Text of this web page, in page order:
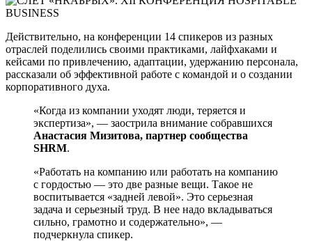
Действительно, на конференции 14 спикеров из разных
отраслей поделились своими практиками, лайфхаками и
кейсами по привлечению, адаптации, удержанию персонала,
рассказали об эффективной работе с командой и о создании
корпоративного духа.
«Когда из компании уходят люди, теряется и
экспертиза», — заострила внимание собравшихся
Анастасия Мизитова, партнер сообщества
SHRM.
«Работать на компанию или работать на компанию
с гордостью — это две разные вещи. Такое не
воспитывается «задней левой». Это серьезная
задача и серьезный труд. В нее надо вкладываться
сильно, грамотно и содержательно», —
подчеркнула спикер.